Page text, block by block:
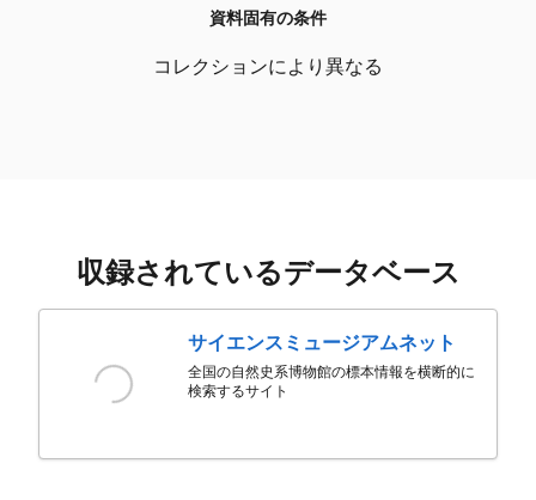
資料固有の条件
コレクションにより異なる
収録されているデータベース
サイエンスミュージアムネット
全国の自然史系博物館の標本情報を横断的に
検索するサイト